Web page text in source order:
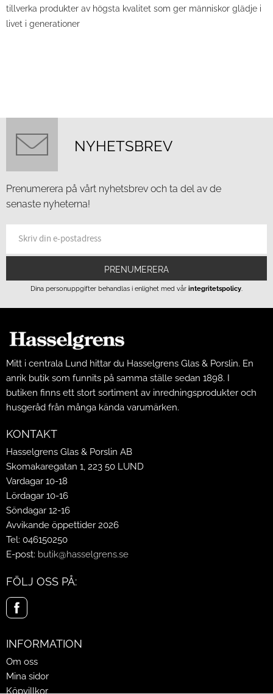
tillverka produkter av högsta kvalitet som ger människor glädje i
livet i generationer
NYHETSBREV
Prenumerera på vårt nyhetsbrev och ta del av de
senaste nyheterna!
PRENUMERERA
Dina personuppgifter behandlas i enlighet med vår integritetspolicy.
Mitt i centrala Lund hittar du Hasselgrens Glas & Porslin. En
anrik butik som funnits på samma ställe sedan 1898. I
butiken finns ett stort sortiment av inredningsprodukter och
husgeråd från många kända varumärken.
KONTAKT
Hasselgrens Glas & Porslin AB
Skomakaregatan 1, 223 50 LUND
Vardagar 10-18
Lördagar 10-16
Söndagar 12-16
Avvikande öppettider 2026
Tel: 046150250
E-post: butik@hasselgrens.se
FÖLJ OSS PÅ:
INFORMATION
Om oss
Mina sidor
Köpvillkor